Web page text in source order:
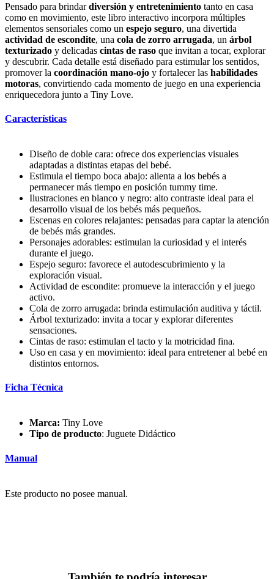
Pensado para brindardiversión y entretenimiento tanto en casa
como en movimiento, este libro interactivo incorpora múltiples
elementos sensoriales como un espejo seguro, una divertida
actividad de escondite, una cola de zorro arrugada, un árbol
texturizado y delicadas cintas de raso que invitan a tocar, explorar
y descubrir. Cada detalle está diseñado para estimular los sentidos,
promover la coordinación mano-ojo y fortalecer las habilidades
motoras, convirtiendo cada momento de juego en una experiencia
enriquecedora junto a Tiny Love.
Características
Diseño de doble cara: ofrece dos experiencias visuales
adaptadas a distintas etapas del bebé.
Estimula el tiempo boca abajo: alienta a los bebés a
permanecer más tiempo en posición tummy time.
Ilustraciones en blanco y negro: alto contraste ideal para el
desarrollo visual de los bebés más pequeños.
Escenas en colores relajantes: pensadas para captar la atención
de bebés más grandes.
Personajes adorables: estimulan la curiosidad y el interés
durante el juego.
Espejo seguro: favorece el autodescubrimiento y la
exploración visual.
Actividad de escondite: promueve la interacción y el juego
activo.
Cola de zorro arrugada: brinda estimulación auditiva y táctil.
Árbol texturizado: invita a tocar y explorar diferentes
sensaciones.
Cintas de raso: estimulan el tacto y la motricidad fina.
Uso en casa y en movimiento: ideal para entretener al bebé en
distintos entornos.
Ficha Técnica
Marca: Tiny Love
Tipo de producto: Juguete Didáctico
Manual
Este producto no posee manual.